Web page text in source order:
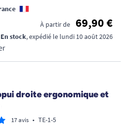
À partir de
69,90 €
En stock, expédié le lundi 10 août 2026
droite ergonomique et
17 avis • TE-1-5